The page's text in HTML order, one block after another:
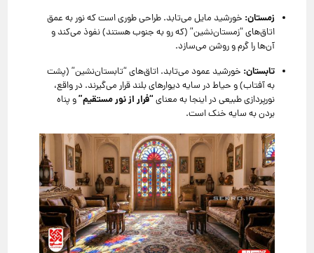
زمستان: خورشید مایل می‌تابد. طراحی طوری است که نور به عمق
اتاق‌های “زمستان‌نشین” (که رو به جنوب هستند) نفوذ می‌کند و
آن‌ها را گرم و روشن می‌سازد.
تابستان: خورشید عمود می‌تابد. اتاق‌های “تابستان‌نشین” (پشت
به آفتاب) و حیاط در سایه دیوارهای بلند قرار می‌گیرند. در واقع،
نورپردازی طبیعی در اینجا به معنای “فرار از نور مستقیم”و پناه
بردن به سایه خنک است.